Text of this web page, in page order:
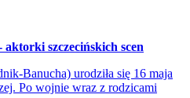
szczecińskich scen
Banucha) urodziła się 16 maja
Po wojnie wraz z rodzicami